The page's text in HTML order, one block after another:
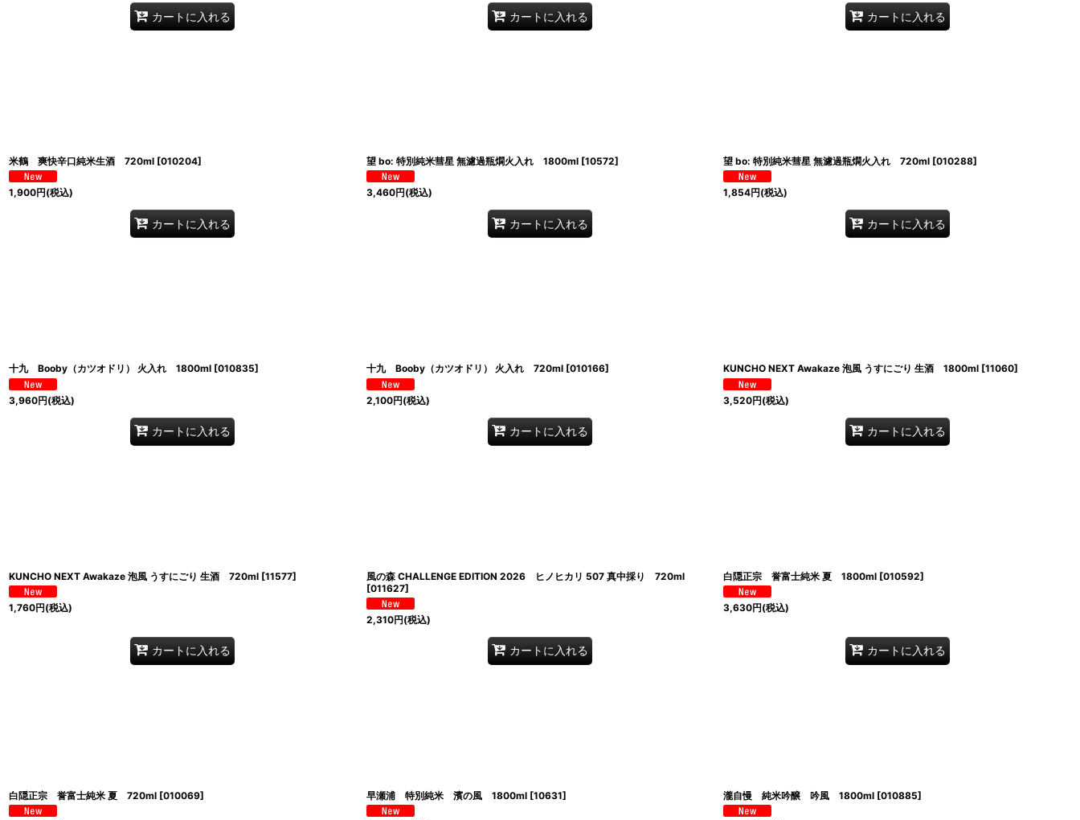
カートに入れる カートに入れる カートに入れる
米鶴 爽快辛口純米生酒 720ml [010204]
1,900円(税込)
カートに入れる
望 bo: 特別純米彗星 無濾過瓶燗火入れ 1800ml [10572]
3,460円(税込)
カートに入れる
望 bo: 特別純米彗星 無濾過瓶燗火入れ 720ml [010288]
1,854円(税込)
カートに入れる
十九 Booby（カツオドリ） 火入れ 1800ml [010835]
3,960円(税込)
カートに入れる
十九 Booby（カツオドリ） 火入れ 720ml [010166]
2,100円(税込)
カートに入れる
KUNCHO NEXT Awakaze 泡風 うすにごり 生酒 1800ml [11060]
3,520円(税込)
カートに入れる
KUNCHO NEXT Awakaze 泡風 うすにごり 生酒 720ml [11577]
1,760円(税込)
カートに入れる
風の森 CHALLENGE EDITION 2026 ヒノヒカリ 507 真中採り 720ml
[011627]
2,310円(税込)
カートに入れる
白隠正宗 誉富士純米 夏 1800ml [010592]
3,630円(税込)
カートに入れる
白隠正宗 誉富士純米 夏 720ml [010069] 早瀬浦 特別純米 濱の風 1800ml [10631] 瀧自慢 純米吟醸 吟風 1800ml [010885]